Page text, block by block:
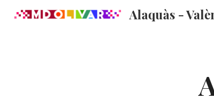
Alaquàs -